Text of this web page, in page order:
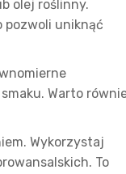
olej roślinny.
pozwoli uniknąć
Warto
Wykorzystaj
To